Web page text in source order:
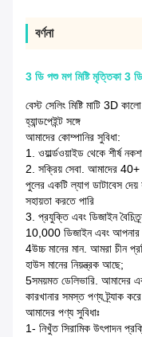
বর্ণনা
3 ডি পশু মগ মিষ্টি মৃত্তিকা 3
বেস্ট সেলিং মিষ্টি মাটি 3D
হ্যান্ডপেইন্ট সঙ্গে
আমাদের কোম্পানির সুবিধা:
1. ওয়ার্ল্ডওয়াইড থেকে শীর্ষ
2. সক্রিয় সেবা. আমাদের 40+
পুলের একটি ল্যাগ ডাটাবেস
সহায়তা করতে পারি
3. প্রযুক্তি এবং ডিজাইন
10,000 ডিজাইন এবং আপনার
4উচ্চ মানের মান. আমরা চীন
হাউস মানের নিয়ন্ত্রক আছে;
5সময়মত ডেলিভারি. আমাদের
কারখানার সমস্ত পণ্য ট্র্যাক
আমাদের পণ্য সুবিধাঃ
1- নিখুঁত সিরামিক উৎপাদন